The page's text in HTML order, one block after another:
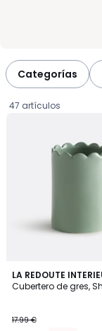
Categorías
47 artículos
LA REDOUTE
Cubertero de gres,
€
17.99 €
5
/